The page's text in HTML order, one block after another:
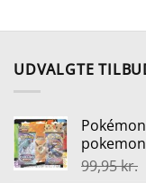
kr..
UDVALGTE
99,95kr.